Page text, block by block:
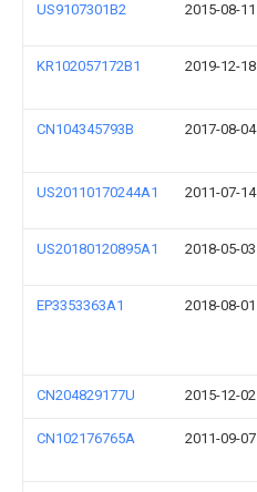
US9107301B2 2015-08-11
KR102057172B1 2019-12-18
CN104345793B 2017-08-04
US20110170244A1 2011-07-14
US20180120895A1 2018-05-03
EP3353363A1 2018-08-01
CN204829177U 2015-12-02
CN102176765A 2011-09-07